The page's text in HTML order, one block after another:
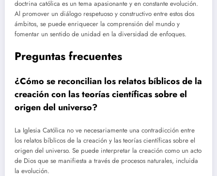
doctrina católica es un tema apasionante y en constante evolución.
Al promover un diálogo respetuoso y constructivo entre estos dos
ámbitos, se puede enriquecer la comprensión del mundo y
fomentar un sentido de unidad en la diversidad de enfoques.
Preguntas frecuentes
¿Cómo se reconcilian los relatos bíblicos de la
creación con las teorías científicas sobre el
origen del universo?
La Iglesia Católica no ve necesariamente una contradicción entre
los relatos bíblicos de la creación y las teorías científicas sobre el
origen del universo. Se puede interpretar la creación como un acto
de Dios que se manifiesta a través de procesos naturales, incluida
la evolución.